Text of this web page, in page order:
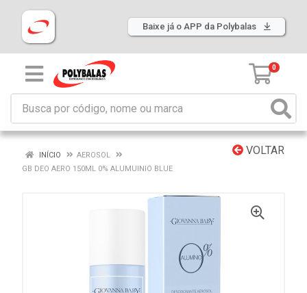
Baixe já o APP da Polybalas
0
VOLTAR
INÍCIO
AEROSOL
GB DEO AERO 150ML 0% ALUMUINIO BLUE